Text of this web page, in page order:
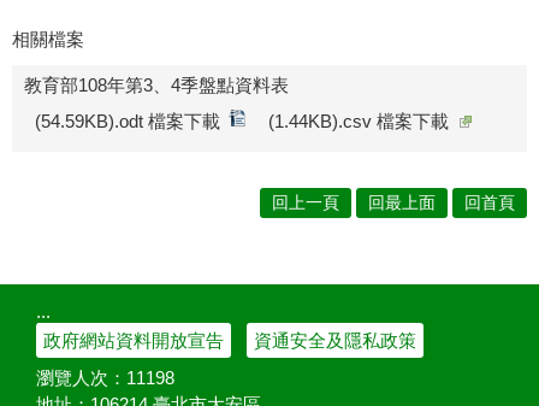
相關檔案
教育部108年第3、4季盤點資料表
(54.59KB).odt 檔案下載
(1.44KB).csv 檔案下載
回上一頁 回最上面 回首頁
:::
政府網站資料開放宣告
資通安全及隱私政策
瀏覽人次： 11198